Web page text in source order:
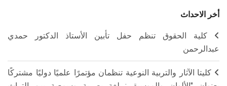
أخر الاحداث
كلية الحقوق تنظم حفل تأبين الأستاذ الدكتور حمدي
عبدالرحمن
كليتا الآثار والتربية النوعية تنظمان مؤتمرًا علميًا دوليًا مشتركًا